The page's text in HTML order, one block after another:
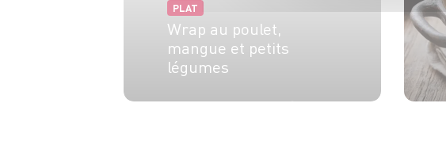
PLAT
Wrap au poulet,
mangue et petits
légumes